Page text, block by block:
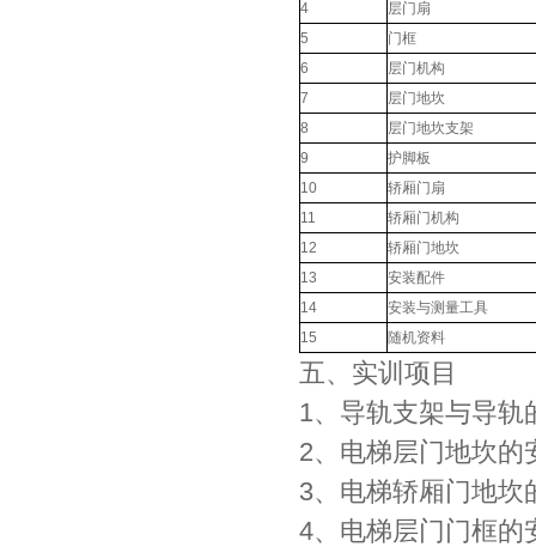
4
层门扇
5
门框
6
层门机构
7
层门地坎
8
层门地坎支架
9
护脚板
10
轿厢门扇
11
轿厢门机构
12
轿厢门地坎
13
安装配件
14
安装与测量工具
15
随机资料
五、实训项目
1、导轨支架与导轨
2、电梯层门地坎的
3、电梯轿厢门地坎
4、电梯层门门框的